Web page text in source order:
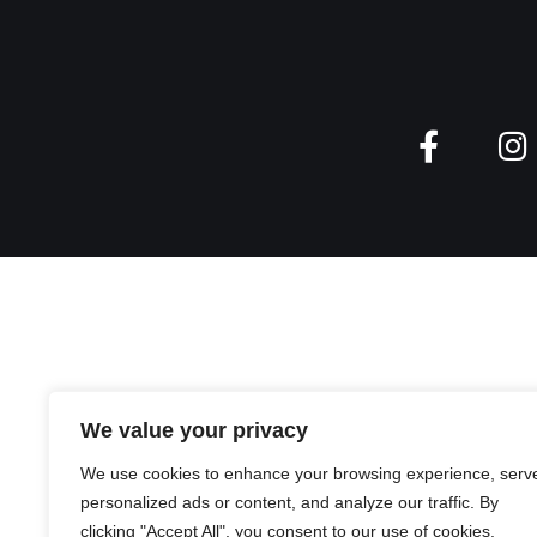
We value your privacy
We use cookies to enhance your browsing experience,
personalized ads or content, and analyze our traffic. By
clicking "Accept All", you consent to our use of cookies.